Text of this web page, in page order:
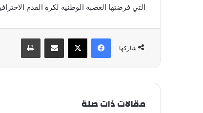
التي فرضتها العصبة الوطنية لكرة القدم
شاركها
فيسبوك
مقالات ذات صلة